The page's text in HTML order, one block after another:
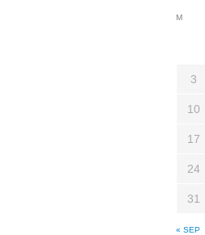
M
« SEP
3
10
17
24
31